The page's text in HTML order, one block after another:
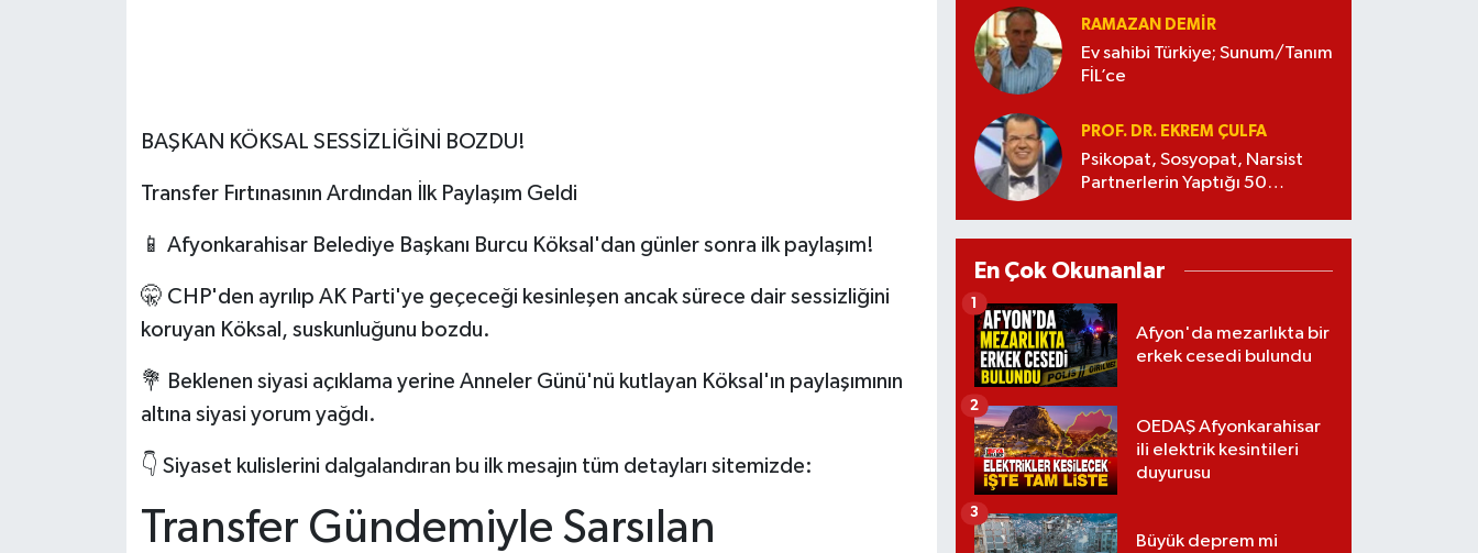
BAŞKAN KÖKSAL SESSİZLİĞİNİ BOZDU!
Transfer Fırtınasının Ardından İlk Paylaşım Geldi
📱 Afyonkarahisar Belediye Başkanı Burcu Köksal'dan günler sonra ilk paylaşım!
🤫 CHP'den ayrılıp AK Parti'ye geçeceği kesinleşen ancak sürece dair sessizliğini
koruyan Köksal, suskunluğunu bozdu.
💐 Beklenen siyasi açıklama yerine Anneler Günü'nü kutlayan Köksal'ın paylaşımının
altına siyasi yorum yağdı.
👇 Siyaset kulislerini dalgalandıran bu ilk mesajın tüm detayları sitemizde:
Transfer Gündemiyle Sarsılan
RAMAZAN DEMİR
Ev sahibi Türkiye; Sunum/Tanım
FİL’ce
PROF. DR. EKREM ÇULFA
Psikopat, Sosyopat, Narsist
Partnerlerin Yaptığı 50
En Çok Okunanlar
Afyon'da mezarlıkta bir
erkek cesedi bulundu
1
OEDAŞ Afyonkarahisar
ili elektrik kesintileri
duyurusu
2
Büyük deprem mi
3